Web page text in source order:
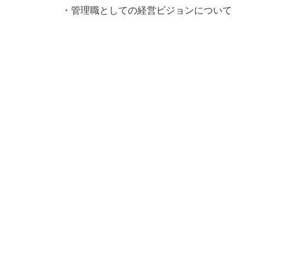
・管理職としての経営ビジョンについて